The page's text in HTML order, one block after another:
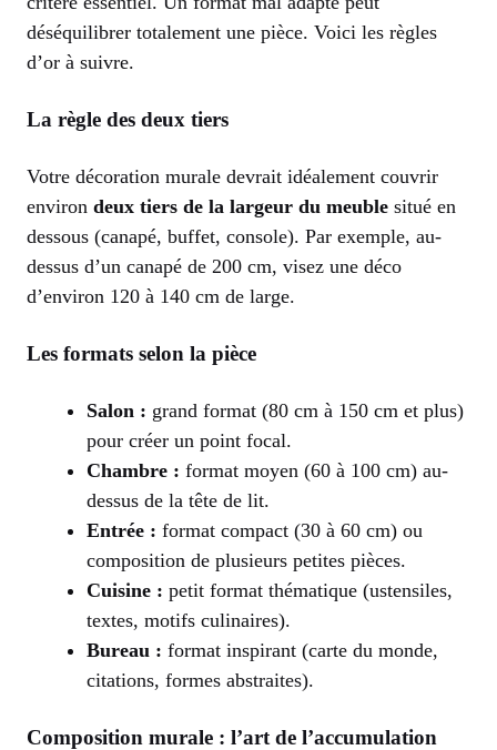
déséquilibrer totalement une pièce. Voici les règles
d’or à suivre.
La règle des deux tiers
Votre décoration murale devrait idéalement couvrir
environ deux tiers de la largeur du meuble situé en
dessous (canapé, buffet, console). Par exemple, au-
dessus d’un canapé de 200 cm, visez une déco
d’environ 120 à 140 cm de large.
Les formats selon la pièce
Salon : grand format (80 cm à 150 cm et plus)
pour créer un point focal.
Chambre : format moyen (60 à 100 cm) au-
dessus de la tête de lit.
Entrée : format compact (30 à 60 cm) ou
composition de plusieurs petites pièces.
Cuisine : petit format thématique (ustensiles,
textes, motifs culinaires).
Bureau : format inspirant (carte du monde,
citations, formes abstraites).
Composition murale : l’art de l’accumulation